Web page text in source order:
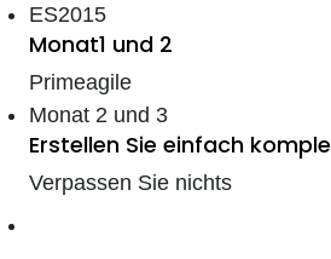
ES2015
Monat1 und 2
Primeagile
Monat 2 und 3
Erstellen Sie einfach
Verpassen Sie nichts